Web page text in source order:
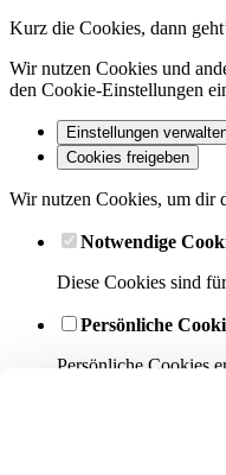
Kurz die Cookies, dann
Wir nutzen Cookies und
den Cookie-Einstellungen
Einstellungen
Cookies freigeben
Wir nutzen Cookies, um dir
Notwendige
Diese Cookies sind
Persönliche
Persönliche Cookies
Diese Informationen